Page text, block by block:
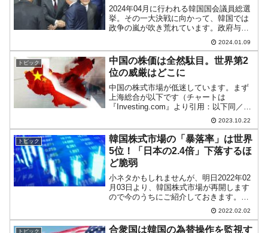
2024年04月に行われる韓国国会議員総選
挙。その一大決戦に向かって、韓国では
政争の嵐が吹き荒れています。政府与党
『国民の力』、最大野党『共に民主党』
の双方ともに絶対に負けるわけにいきま
せん。韓国の場合、選挙に負けることは
監獄行きと同義です...
2024.01.09
トピック
中国の株価は全然駄目。世界第2
位の威厳はどこに
中国の株式市場が低迷しています。まず
上海総合が以下です（チャートは
『Investing.com』より引用：以下同／日
足）。以下がハンセン指数です。上掲の
とおり、中国の英語版御用新聞『Global
Times』が「世界第2位の経済太大国にふ
さ...
2023.10.22
トピック
韓国株式市場の「暴落率」は世界
5位！「日本の2.4倍」下落するほ
ど脆弱
小ネタかもしれませんが、明日2022年02
月03日より、韓国株式市場が再開します
ので今のうちにご紹介しておきます。韓
国メディア『ChosunBiz』に、『大韓証
券』の分析を基にした記事が出ていま
す。世界主要国の株式史上と比較して韓
2022.02.02
トピック
合衆国は韓国の為替操作を監視す